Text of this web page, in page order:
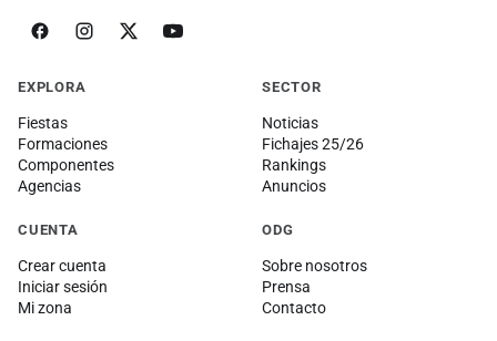
EXPLORA
Fiestas
Formaciones
Componentes
Agencias
SECTOR
Noticias
Fichajes 25/26
Rankings
Anuncios
CUENTA
Crear cuenta
Iniciar sesión
Mi zona
ODG
Sobre nosotros
Prensa
Contacto